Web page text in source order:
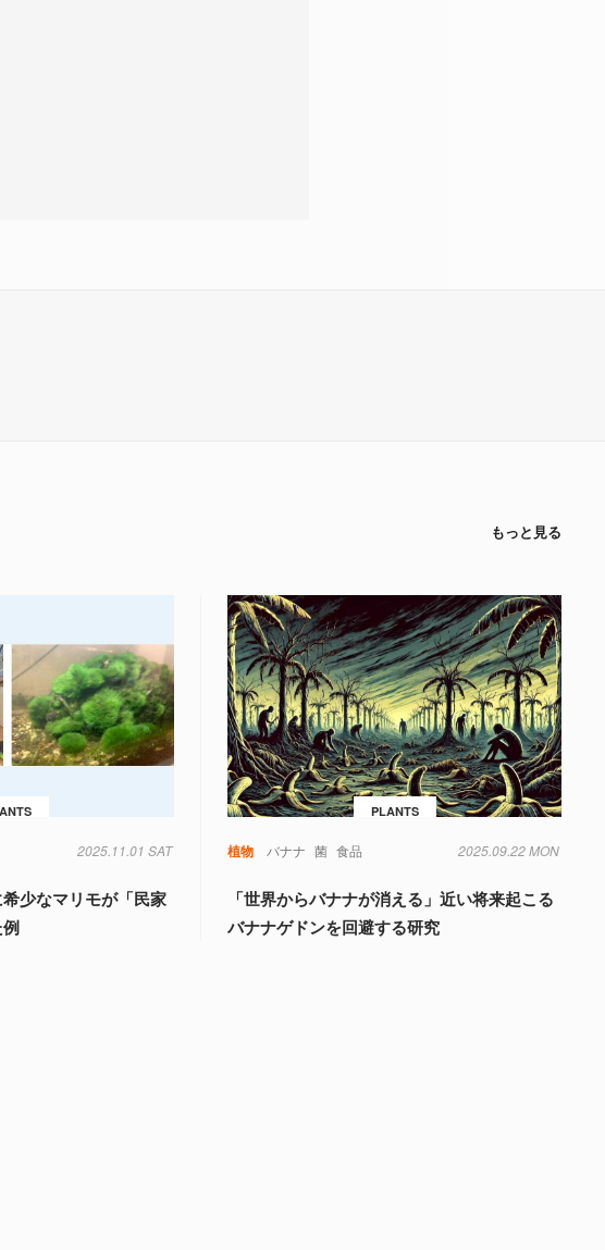
もっと見る
2025.11.01 SAT
少なマリモが「民家
PLANTS
植物 バナナ 菌 食品 2025.09.22 MON
「世界からバナナが消える」近い将来起こる
バナナゲドンを回避する研究